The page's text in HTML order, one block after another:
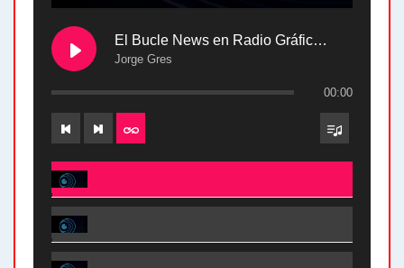
El Bucle News en Radio Gráfica. Bloque 2 . 28.04.24
Jorge Gres
00:00
El Bucle News en Radio Gráfica. Bloque 2 . 28.04.24 - Jorge Gres
El Bucle News en Radio Gráfica. Bloque 1 . 28.04.24 - Jorge Gres